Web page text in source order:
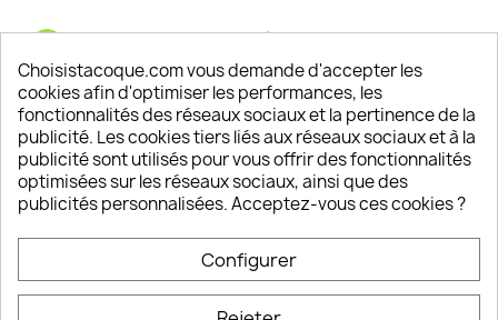
Satisfaction de nos clients
Depuis 2009, entre 92% et 94% de nos clients
sont satisfaits de nos produits
Un SAV à votre écoute
Notre SAV est disponible 6/7J de 10h à 18H
Choisistacoque.com vous demande d'accepter les
cookies afin d'optimiser les performances, les
fonctionnalités des réseaux sociaux et la pertinence de la
publicité. Les cookies tiers liés aux réseaux sociaux et à la
publicité sont utilisés pour vous offrir des fonctionnalités
optimisées sur les réseaux sociaux, ainsi que des
publicités personnalisées. Acceptez-vous ces cookies ?
Configurer